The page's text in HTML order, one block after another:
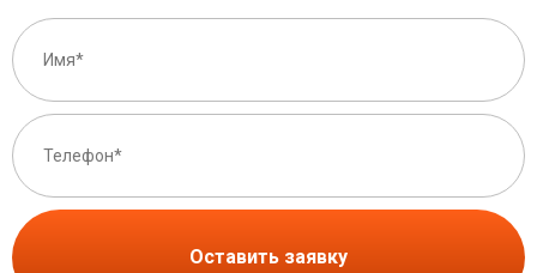
Оставить заявку